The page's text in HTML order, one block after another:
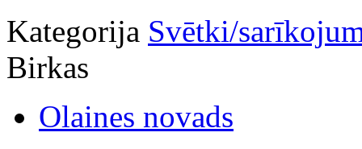
Kategorija Svētki/
Birkas
Olaines novads